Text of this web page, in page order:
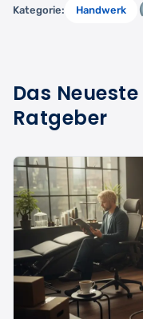
Kategorie: Handwerk
Das
Ratgeber